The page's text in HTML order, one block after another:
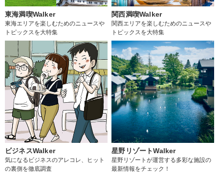
東海満喫Walker
東海エリアを楽しむためのニュースや
トピックスを大特集
関西満喫Walker
関西エリアを楽しむためのニュースや
トピックスを大特集
ビジネスWalker
気になるビジネスのアレコレ、ヒット
の裏側を徹底調査
星野リゾートWalker
星野リゾートが運営する多彩な施設の
最新情報をチェック！